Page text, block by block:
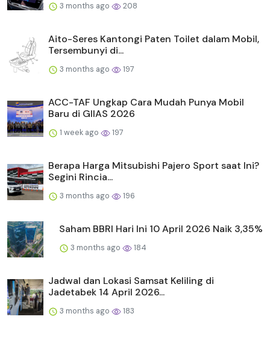
3 months ago 208
Aito-Seres Kantongi Paten Toilet dalam Mobil,
Tersembunyi di...
3 months ago 197
ACC-TAF Ungkap Cara Mudah Punya Mobil
Baru di GIIAS 2026
1 week ago 197
Berapa Harga Mitsubishi Pajero Sport saat Ini?
Segini Rincia...
3 months ago 196
Saham BBRI Hari Ini 10 April 2026 Naik 3,35%
3 months ago 184
Jadwal dan Lokasi Samsat Keliling di
Jadetabek 14 April 2026...
3 months ago 183